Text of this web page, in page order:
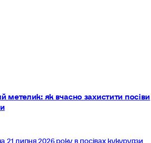
метелик: як вчасно захистити посіви
21 липня 2026 року в посівах кукурудзи